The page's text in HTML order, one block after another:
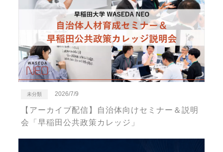
未分類 2026/7/9
【アーカイブ配信】自治体向けセミナー＆説明
会「早稲田公共政策カレッジ」